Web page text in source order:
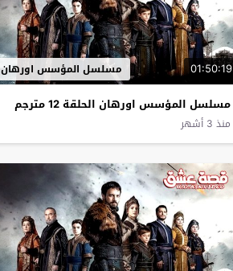
01:50:19 مسلسل المؤسس اورهان
مسلسل المؤسس اورهان الحلقة 12 مترجم
منذ 3 أشهر